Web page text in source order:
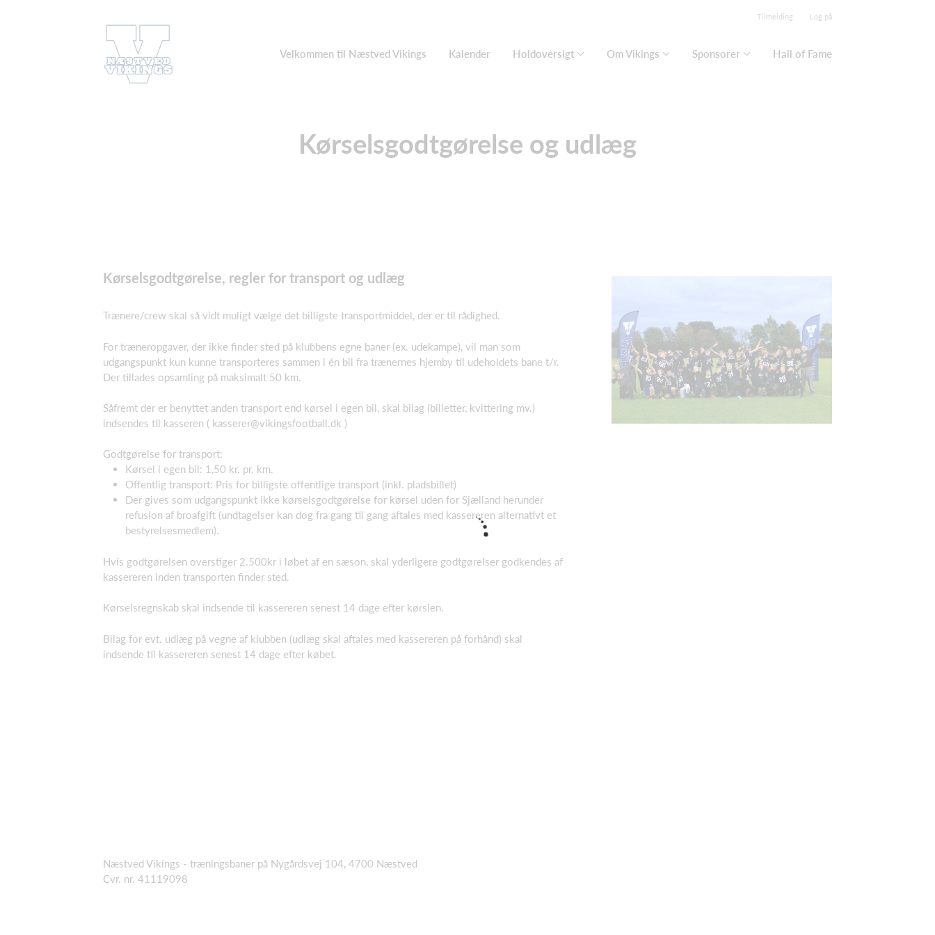
Tilmelding Log på
Velkommen til Næstved Vikings Kalender Holdoversigt Om Vikings Sponsorer Hall of Fame
Kørselsgodtgørelse og udlæg
Kørselsgodtgørelse, regler for transport og udlæg
Trænere/crew skal så vidt muligt vælge det billigste transportmiddel, der er til rådighed.
For træneropgaver, der ikke finder sted på klubbens egne baner (ex. udekampe), vil man som
udgangspunkt kun kunne transporteres sammen i én bil fra trænernes hjemby til udeholdets bane t/r.
Der tillades opsamling på maksimalt 50 km.
Såfremt der er benyttet anden transport end kørsel i egen bil, skal bilag (billetter, kvittering mv.)
indsendes til kasseren ( kasserer@vikingsfootball.dk )
Godtgørelse for transport:
Kørsel i egen bil: 1,50 kr. pr. km.
Offentlig transport: Pris for billigste offentlige transport (inkl. pladsbillet)
Der gives som udgangspunkt ikke kørselsgodtgørelse for kørsel uden for Sjælland herunder
refusion af broafgift (undtagelser kan dog fra gang til gang aftales med kassereren alternativt et
bestyrelsesmedlem).
Hvis godtgørelsen overstiger 2.500kr i løbet af en sæson, skal yderligere godtgørelser godkendes af
kassereren inden transporten finder sted.
Kørselsregnskab skal indsende til kassereren senest 14 dage efter kørslen.
Bilag for evt. udlæg på vegne af klubben (udlæg skal aftales med kassereren på forhånd) skal
indsende til kassereren senest 14 dage efter købet.
Næstved Vikings - træningsbaner på Nygårdsvej 104, 4700 Næstved
Cvr. nr. 41119098